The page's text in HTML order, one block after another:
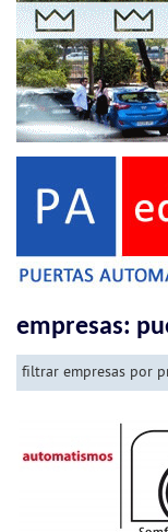
empresas:
filtrar empresas por